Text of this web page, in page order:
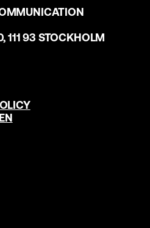
111 93 STOCKHOLM